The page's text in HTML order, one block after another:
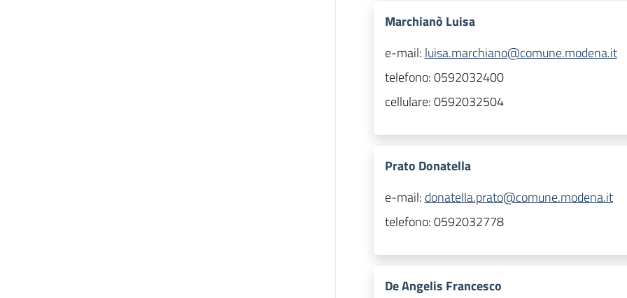
Marchianò Luisa
e-mail: luisa.marchiano@comune.modena.it
telefono:0592032400
cellulare:0592032504
Prato Donatella
e-mail: donatella.prato@comune.modena.it
telefono:0592032778
De Angelis Francesco